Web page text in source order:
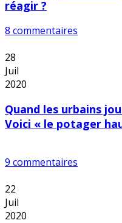
réagir ?
8 commentaires
28
Juil
2020
Quand les urbains
Voici « le potager
9 commentaires
22
Juil
2020